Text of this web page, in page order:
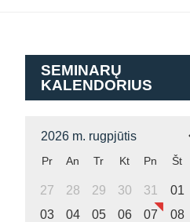
SEMINARŲ
KALENDORIUS
2026 m. rugpjūtis
Pr An Tr Kt Pn Št
27 28 29 30 31 01
03
04 05 06 07 08